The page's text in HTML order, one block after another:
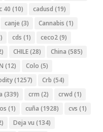
40 (10) cadusd (19)
canje (3) Cannabis (1)
cds (1) ceco2(9)
CHILE(28) China (585)
(12) Colo (5)
(1257) Crb (54)
(339) crm (2) crwd (1)
(1) cuña (1928) cvs (1)
Deja vu (134)